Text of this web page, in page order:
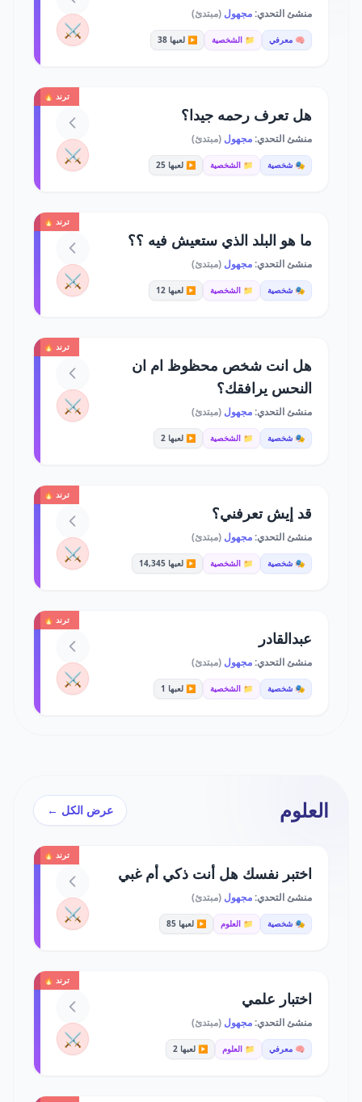
منشئ التحدي:مجهول (مبتدئ)
🧠 معرفي 📁 الشخصية ▶️ لعبها 38 ⚔️
ترند 🔥
هل تعرف رحمه جيدا؟
منشئ التحدي:مجهول (مبتدئ)
🎭 شخصية 📁 الشخصية ▶️ لعبها 25 ⚔️
ترند 🔥
ما هو البلد الذي ستعيش فيه ؟؟
منشئ التحدي:مجهول (مبتدئ)
🎭 شخصية 📁 الشخصية ▶️ لعبها 12 ⚔️
ترند 🔥
هل انت شخص محظوظ ام ان
النحس يرافقك؟
منشئ التحدي:مجهول (مبتدئ)
🎭 شخصية 📁 الشخصية ▶️ لعبها 2
⚔️
ترند 🔥
قد إيش تعرفني؟
منشئ التحدي:مجهول (مبتدئ)
🎭 شخصية 📁 الشخصية ▶️ لعبها 14,345 ⚔️
ترند 🔥
عبدالقادر
منشئ التحدي:مجهول (مبتدئ)
🎭 شخصية 📁 الشخصية ▶️ لعبها 1 ⚔️
العلوم عرض الكل ←
ترند 🔥
اختبر نفسك هل أنت ذكي أم غبي
منشئ التحدي:مجهول (مبتدئ)
🎭 شخصية 📁 العلوم ▶️ لعبها 85 ⚔️
ترند 🔥
اختبار علمي
منشئ التحدي:مجهول (مبتدئ)
🧠 معرفي 📁 العلوم ▶️ لعبها 2 ⚔️